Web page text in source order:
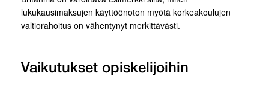
lukukausimaksujen käyttöönoton myötä korkeakoulujen
valtiorahoitus on vähentynyt merkittävästi.
Vaikutukset opiskelijoihin